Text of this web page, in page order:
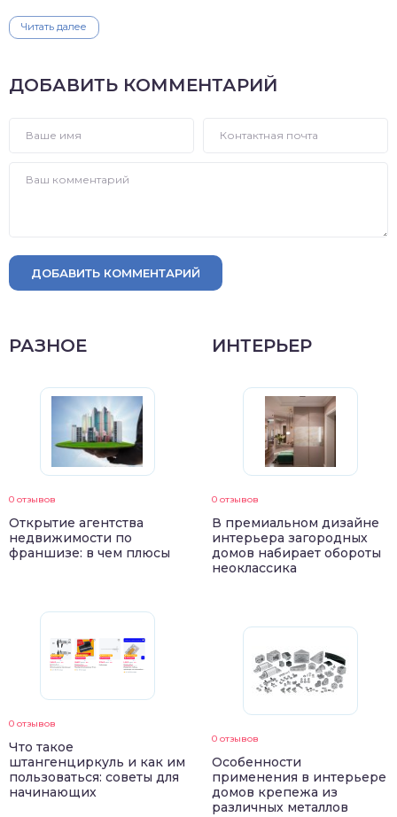
Читать далее
ДОБАВИТЬ КОММЕНТАРИЙ
ДОБАВИТЬ КОММЕНТАРИЙ
РАЗНОЕ
0 отзывов
Открытие агентства
недвижимости по
франшизе: в чем плюсы
0 отзывов
Что такое
штангенциркуль и как им
пользоваться: советы для
начинающих
ИНТЕРЬЕР
0 отзывов
В премиальном дизайне
интерьера загородных
домов набирает обороты
неоклассика
0 отзывов
Особенности
применения в интерьере
домов крепежа из
различных металлов